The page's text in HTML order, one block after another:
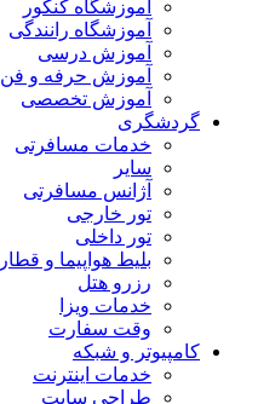
آموزشگاه کنکور
آموزشگاه رانندگی
آموزش درسی
آموزش حرفه و فن
آموزش تخصصی
گردشگری
خدمات مسافرتی
سایر
آژانس مسافرتی
تور خارجی
تور داخلی
بلیط هواپیما و قطار
رزرو هتل
خدمات ویزا
وقت سفارت
کامپیوتر و شبکه
خدمات اینترنت
طراحی سایت